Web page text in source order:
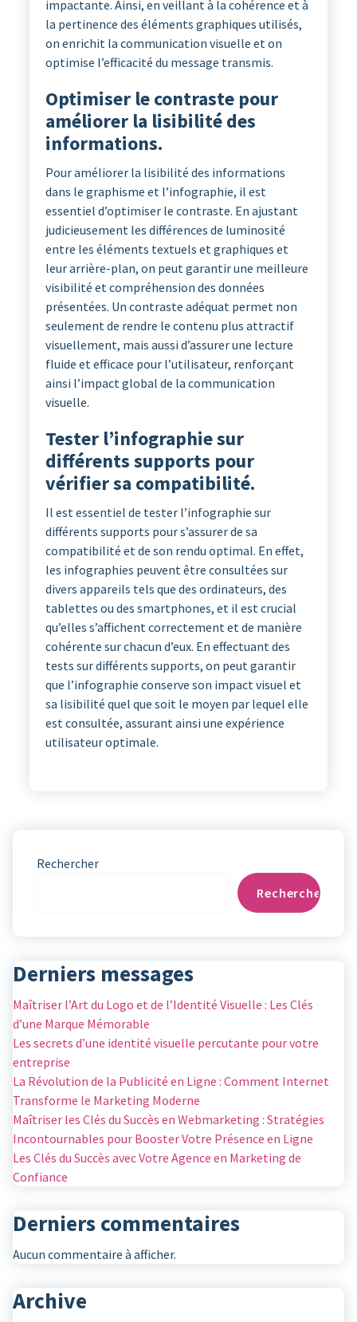
impactante. Ainsi, en veillant à la cohérence et à
la pertinence des éléments graphiques utilisés,
on enrichit la communication visuelle et on
optimise l’efficacité du message transmis.
Optimiser le contraste pour
améliorer la lisibilité des
informations.
Pour améliorer la lisibilité des informations
dans le graphisme et l’infographie, il est
essentiel d’optimiser le contraste. En ajustant
judicieusement les différences de luminosité
entre les éléments textuels et graphiques et
leur arrière-plan, on peut garantir une meilleure
visibilité et compréhension des données
présentées. Un contraste adéquat permet non
seulement de rendre le contenu plus attractif
visuellement, mais aussi d’assurer une lecture
fluide et efficace pour l’utilisateur, renforçant
ainsi l’impact global de la communication
visuelle.
Tester l’infographie sur
différents supports pour
vérifier sa compatibilité.
Il est essentiel de tester l’infographie sur
différents supports pour s’assurer de sa
compatibilité et de son rendu optimal. En effet,
les infographies peuvent être consultées sur
divers appareils tels que des ordinateurs, des
tablettes ou des smartphones, et il est crucial
qu’elles s’affichent correctement et de manière
cohérente sur chacun d’eux. En effectuant des
tests sur différents supports, on peut garantir
que l’infographie conserve son impact visuel et
sa lisibilité quel que soit le moyen par lequel elle
est consultée, assurant ainsi une expérience
utilisateur optimale.
Rechercher
Rechercher
Derniers messages
Maîtriser l’Art du Logo et de l’Identité Visuelle : Les Clés
d’une Marque Mémorable
Les secrets d’une identité visuelle percutante pour votre
entreprise
La Révolution de la Publicité en Ligne : Comment Internet
Transforme le Marketing Moderne
Maîtriser les Clés du Succès en Webmarketing : Stratégies
Incontournables pour Booster Votre Présence en Ligne
Les Clés du Succès avec Votre Agence en Marketing de
Confiance
Derniers commentaires
Aucun commentaire à afficher.
Archive